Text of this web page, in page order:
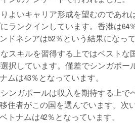
よいキャリア形成を望むのであれ
ランクインしています。香港は64
ドネシアは52％という結果になって
スキルを習得する上ではベストな
択しています。僅差でシンガポー
ムは43％となっています。
ンガポールは収入を期待する上で
住者がこの国を選んでいます。次
トナムは42％となっています。